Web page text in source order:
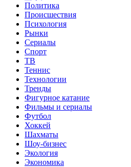
Политика
Происшествия
Психология
Рынки
Сериалы
Спорт
ТВ
Теннис
Технологии
Тренды
Фигурное катание
Фильмы и сериалы
Футбол
Хоккей
Шахматы
Шоу-бизнес
Экология
Экономика